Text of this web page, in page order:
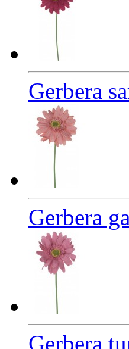
Gerbera
Gerbera
Gerbera